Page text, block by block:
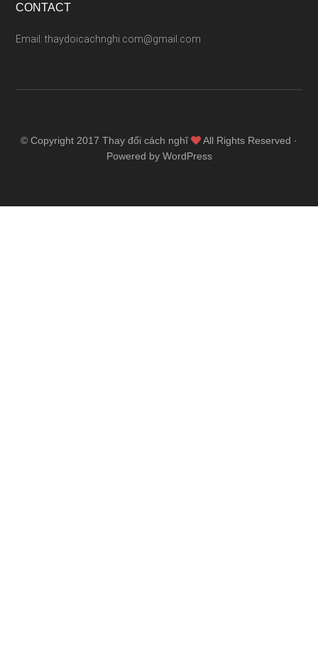
CONTACT
Email: thaydoicachnghi.com@gmail.com
© Copyright 2017 Thay đổi cách nghĩ
All Rights Reserved ·
Powered by WordPress